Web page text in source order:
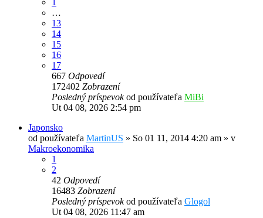
1
…
13
14
15
16
17
667 Odpovedí
172402 Zobrazení
Posledný príspevokod používateľa MiBi
Ut 04 08, 2026 2:54 pm
Japonsko
od používateľa MartinUS » So 01 11, 2014 4:20 am » v
Makroekonomika
1
2
42 Odpovedí
16483 Zobrazení
Posledný príspevokod používateľa Glogol
Ut 04 08, 2026 11:47 am